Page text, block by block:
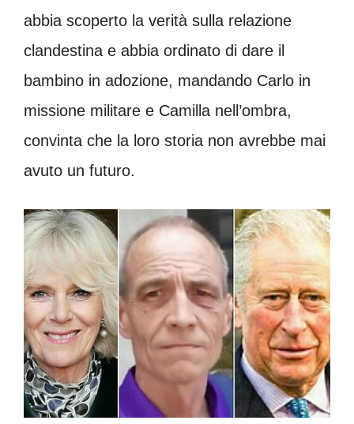
abbia scoperto la verità sulla relazione
clandestina e abbia ordinato di dare il
bambino in adozione, mandando Carlo in
missione militare e Camilla nell’ombra,
convinta che la loro storia non avrebbe mai
avuto un futuro.